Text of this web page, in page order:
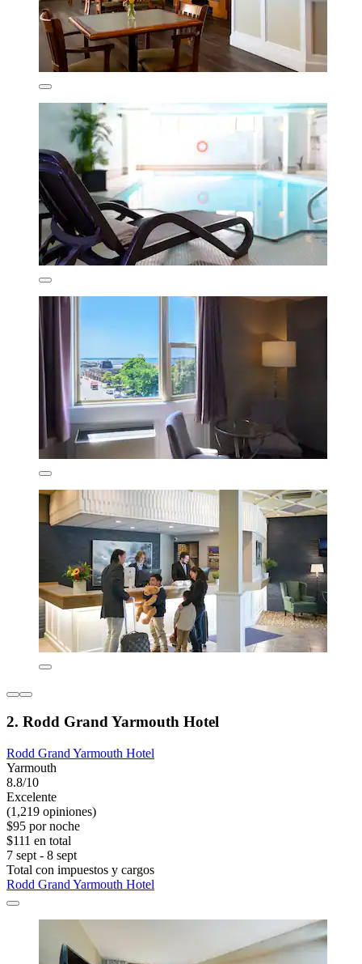
2. Rodd Grand Yarmouth Hotel
Rodd Grand Yarmouth Hotel
Yarmouth
8.8/10
Excelente
(1,219 opiniones)
$95 por noche
$111 en total
7 sept - 8 sept
Total con impuestos y cargos
Rodd Grand Yarmouth Hotel